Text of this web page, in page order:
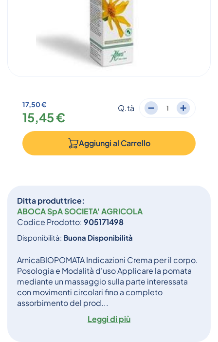
Ditta produttrice:
ABOCA SpA SOCIETA' AGRICOLA
Codice Prodotto: 905171498
Disponibilità: Buona Disponibilità
ArnicaBIOPOMATA Indicazioni Crema per il corpo.
Posologia e Modalità d'uso Applicare la pomata
mediante un massaggio sulla parte interessata
con movimenti circolari fino a completo
assorbimento del prod...
Leggi di più
17,50 €
15,45 €
Q.tà
Aggiungi al Carrello